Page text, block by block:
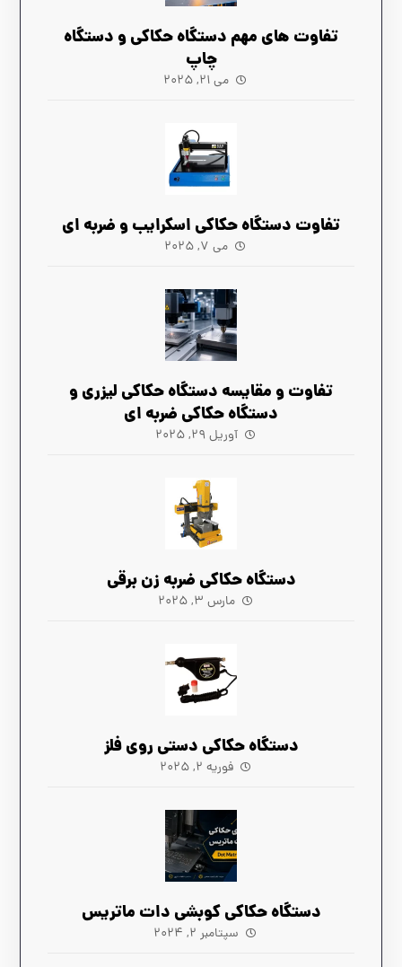
تفاوت های مهم دستگاه حکاکی و دستگاه
چاپ
می ۲۱, ۲۰۲۵
تفاوت دستگاه حکاکی اسکرایب و ضربه ای
می ۷, ۲۰۲۵
تفاوت و مقایسه دستگاه حکاکی لیزری و
دستگاه حکاکی ضربه ای
آوریل ۲۹, ۲۰۲۵
دستگاه حکاکی ضربه زن برقی
مارس ۳, ۲۰۲۵
دستگاه حکاکی دستی روی فلز
فوریه ۲, ۲۰۲۵
دستگاه‌ حکاکی کوبشی دات ماتریس
سپتامبر ۲, ۲۰۲۴